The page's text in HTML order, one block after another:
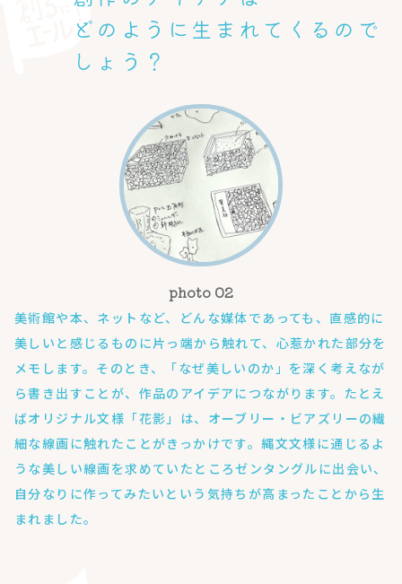
どのように生まれてくるので
しょう？
美術館や本、ネットなど、どんな媒体であっても、直感的に
美しいと感じるものに片っ端から触れて、心惹かれた部分を
メモします。そのとき、「なぜ美しいのか」を深く考えなが
ら書き出すことが、作品のアイデアにつながります。たとえ
ばオリジナル文様「花影」は、オーブリー・ビアズリーの繊
細な線画に触れたことがきっかけです。縄文文様に通じるよ
うな美しい線画を求めていたところゼンタングルに出会い、
自分なりに作ってみたいという気持ちが高まったことから生
まれました。